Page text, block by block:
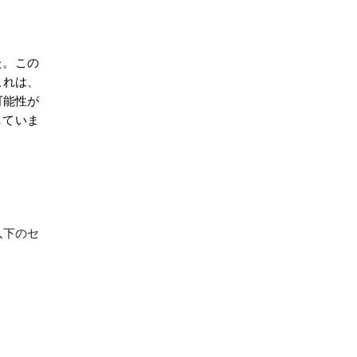
。この
は、
能性が
いま
下のセ